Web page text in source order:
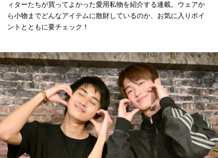
ィターたちが買ってよかった愛用私物を紹介する連載。ウェアか
ら小物までどんなアイテムに散財しているのか、お気に入りポイ
ントとともに要チェック！